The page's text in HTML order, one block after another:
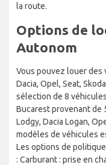
la route.
Options de
Autonom
Vous pouvez louer des
Dacia, Opel, Seat,
sélection de 8
Bucarest provenant de
Lodgy, Dacia Logan,
modèles de véhicules
Les options de
: Carburant : prise en